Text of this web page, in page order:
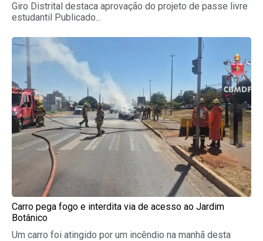
Giro Distrital destaca aprovação do projeto de passe livre
estudantil Publicado...
Carro pega fogo e interdita via de acesso ao Jardim
Botânico
Um carro foi atingido por um incêndio na manhã desta